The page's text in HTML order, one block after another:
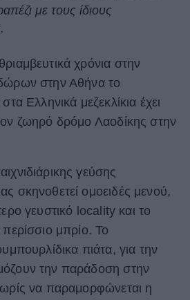
με τους ίδιους
χρόνια στην
στην Αθήνα το
Ελληνικά μεζεκλίκια έχει
ζωηρό δρόμο Λαοδίκης στην
γεύσης
σκηνοθετεί ομοειδές μενού,
γευστικό locality και το
περίσσιο μπρίο. Το
πιάτα, για την
την παράδοση στην
να παραμορφώνεται η